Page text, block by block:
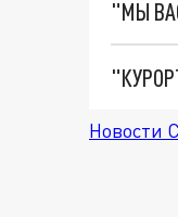
Новости